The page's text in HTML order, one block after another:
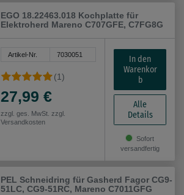
EGO 18.22463.018 Kochplatte für
Elektroherd Mareno C707GFE, C7FG8G
Artikel-Nr. 7030051
(1)
27,99 €
zzgl. ges. MwSt. zzgl.
Versandkosten
In den
Warenkor
b
Alle
Details
Sofort
versandfertig
PEL Schneidring für Gasherd Fagor CG9-
51LC, CG9-51RC, Mareno C7011GFG